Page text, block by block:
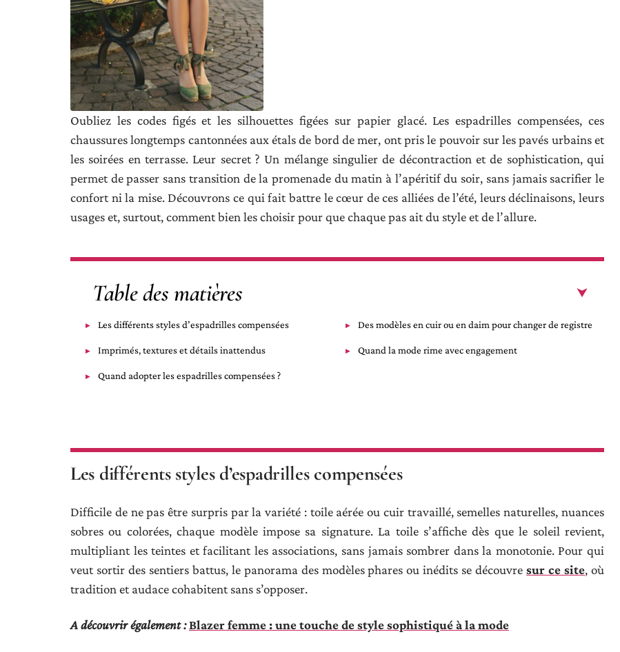
Oubliez les codes figés et les silhouettes figées sur papier glacé. Les espadrilles compensées, ces
chaussures longtemps cantonnées aux étals de bord de mer, ont pris le pouvoir sur les pavés urbains et
les soirées en terrasse. Leur secret ? Un mélange singulier de décontraction et de sophistication, qui
permet de passer sans transition de la promenade du matin à l’apéritif du soir, sans jamais sacrifier le
confort ni la mise. Découvrons ce qui fait battre le cœur de ces alliées de l’été, leurs déclinaisons, leurs
usages et, surtout, comment bien les choisir pour que chaque pas ait du style et de l’allure.
Table des matières
Les différents styles d’espadrilles compensées Des modèles en cuir ou en daim pour changer de registre
Imprimés, textures et détails inattendus Quand la mode rime avec engagement
Quand adopter les espadrilles compensées ?
Les différents styles d’espadrilles compensées
Difficile de ne pas être surpris par la variété : toile aérée ou cuir travaillé, semelles naturelles, nuances
sobres ou colorées, chaque modèle impose sa signature. La toile s’affiche dès que le soleil revient,
multipliant les teintes et facilitant les associations, sans jamais sombrer dans la monotonie. Pour qui
veut sortir des sentiers battus, le panorama des modèles phares ou inédits se découvresur ce site, où
tradition et audace cohabitent sans s’opposer.
A découvrir également :Blazer femme : une touche de style sophistiqué à la mode